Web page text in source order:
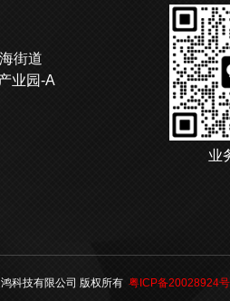
街道
业园-A
业
科技有限公司 版权所有粤ICP备20028924号